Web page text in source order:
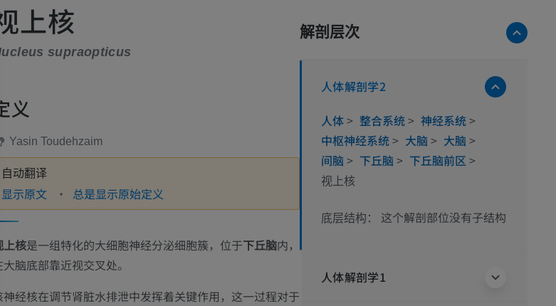
上核
supraopticus
义
Yasin Toudehzaim
自动翻译
显示原文 总是显示原始定义
上核是一组特化的大细胞神经分泌细胞簇，位于下丘脑内，
大脑底部靠近视交叉处。
神经核在调节肾脏水排泄中发挥着关键作用，这一过程对于
解剖层次
人体解剖学2
人体> 整合系统> 神经系统>
中枢神经系统> 大脑 > 大脑 >
间脑 > 下丘脑 > 下丘脑前区 >
视上核
底层结构： 这个解剖部位没有子结构
人体解剖学1